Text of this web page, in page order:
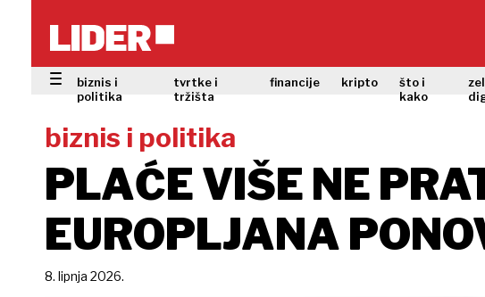
biznis i
politika
tvrtke i
tržišta
financije kripto
što i
kako
biznis i politika
PLAĆE VIŠE NE
EUROPLJANA
8. lipnja 2026.